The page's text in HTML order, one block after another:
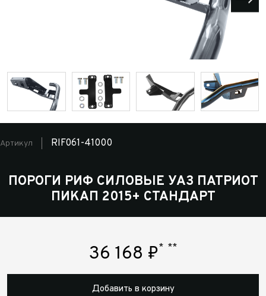
Артикул RIF061-41000
ПОРОГИ РИФ СИЛОВЫЕ УАЗ ПАТРИОТ
ПИКАП 2015+ СТАНДАРТ
36 168 ₽* **
Добавить в корзину